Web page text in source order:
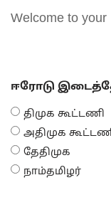
Welcome to
ஈரோடு
திமுக கூட்டணி
அதிமுக
தேதிமுக
நாம்தமிழர்